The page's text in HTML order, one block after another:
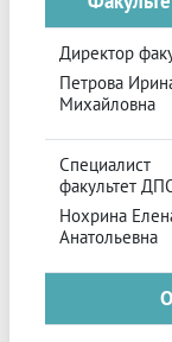
Директор
Петрова
Михайловна
Специалист
факультет
Нохрина
Анатольевна